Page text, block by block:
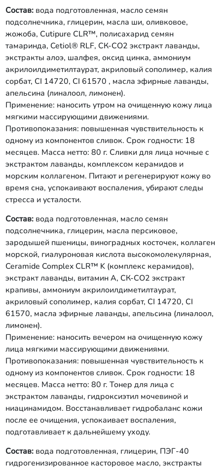
высокомолекулярная, Ceramide
Complex CLR™ K (комплекс
керамидов), экстракт лаванды,
витамин А, СК-СО2 экстракт крапивы,
аммониум акрилоилдиметилтаурат,
акриловый сополимер, калия сорбат,
CI 14720, CI 61570, масла эфирные
лаванды, апельсина (линалоол,
лимонен). Применение: наносить
вечером на очищенную кожу лица
мягкими массирующими движениями.
Противопоказания: повышенная
чувствительность к одному из
компонентов сливок. Срок годности:
18 месяцев. Масса нетто: 80 г. Тонер
для лица с экстрактом лаванды,
гидроксиэтил мочевиной и
ниацинамидом. Восстанавливает
гидробаланс кожи после ее
очищения, успокаивает воспаления,
глицерин, ПЭГ-40
гидрогенизированное касторовое
масло, экстракты лаванды, шиповника,
тысячелистника, полисахарид коньяк
маннан, ПЭГ-8 масло виноградных
косточек, HYDROVANCE®
(гидроксиэтил мочевина), Д-пантенол,
ниацинамид, аллантоин, калия сорбат,
бензоат натрия, масла эфирные
лаванды, апельсина (линалоол,
Состав:вода подготовленная, масло семян
подсолнечника, глицерин, масла ши, оливковое,
жожоба, Cutipure CLR™, полисахарид семян
тамаринда, Cetiol® RLF, СК-СО2 экстракт лаванды,
экстракты алоэ, шалфея, оксид цинка, аммониум
акрилоилдиметилтаурат, акриловый сополимер, калия
сорбат, CI 14720, CI 61570 , масла эфирные лаванды,
апельсина (линалоол, лимонен).
Применение: наносить утром на очищенную кожу лица
мягкими массирующими движениями.
Противопоказания: повышенная чувствительность к
одному из компонентов сливок. Срок годности: 18
месяцев. Масса нетто: 80 г. Сливки для лица ночные с
экстрактом лаванды, комплексом керамидов и
морским коллагеном. Питают и регенерируют кожу во
время сна, успокаивают воспаления, убирают следы
стресса и усталости.
Состав:вода подготовленная, масло семян
подсолнечника, глицерин, масла персиковое,
зародышей пшеницы, виноградных косточек, коллаген
морской, гиалуроновая кислота высокомолекулярная,
Ceramide Complex CLR™ K (комплекс керамидов),
экстракт лаванды, витамин А, СК-СО2 экстракт
крапивы, аммониум акрилоилдиметилтаурат,
акриловый сополимер, калия сорбат, CI 14720, CI
61570, масла эфирные лаванды, апельсина (линалоол,
лимонен).
Применение: наносить вечером на очищенную кожу
лица мягкими массирующими движениями.
Противопоказания: повышенная чувствительность к
одному из компонентов сливок. Срок годности: 18
месяцев. Масса нетто: 80 г. Тонер для лица с
экстрактом лаванды, гидроксиэтил мочевиной и
ниацинамидом. Восстанавливает гидробаланс кожи
после ее очищения, успокаивает воспаления,
подготавливает к дальнейшему уходу.
Состав:вода подготовленная, глицерин, ПЭГ-40
гидрогенизированное касторовое масло, экстракты